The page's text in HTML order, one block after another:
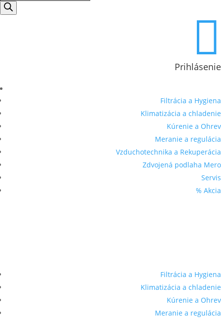
search

Prihlásenie
Filtrácia a Hygiena
Klimatizácia a chladenie
Kúrenie a Ohrev
Meranie a regulácia
Vzduchotechnika a Rekuperácia
Zdvojená podlaha Mero
Servis
% Akcia
Filtrácia a Hygiena
Klimatizácia a chladenie
Kúrenie a Ohrev
Meranie a regulácia